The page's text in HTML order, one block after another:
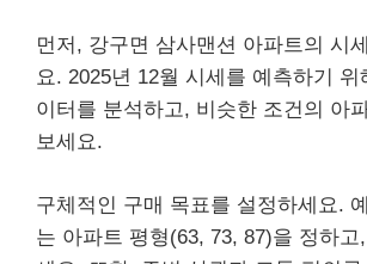
먼저, 강구면 삼사맨션 아파트의 시
요. 2025년 12월 시세를 예측하기 위
이터를 분석하고, 비슷한 조건의 아
보세요.
구체적인 구매 목표를 설정하세요.
는 아파트 평형(63, 73, 87)을 정하